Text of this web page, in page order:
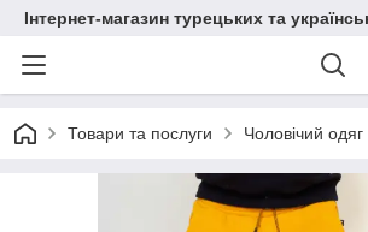
Інтернет-магазин турецьких та
Товари та послуги Чоловічий